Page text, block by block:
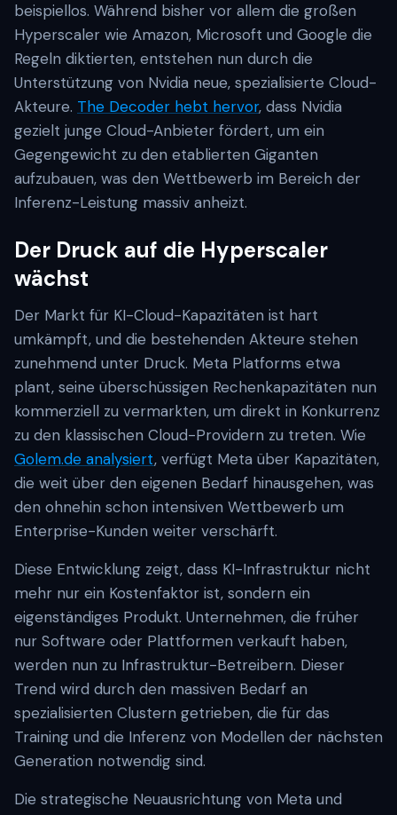
beispiellos. Während bisher vor allem die großen
Hyperscaler wie Amazon, Microsoft und Google die
Regeln diktierten, entstehen nun durch die
Unterstützung von Nvidia neue, spezialisierte Cloud-
Akteure. The Decoder hebt hervor, dass Nvidia
gezielt junge Cloud-Anbieter fördert, um ein
Gegengewicht zu den etablierten Giganten
aufzubauen, was den Wettbewerb im Bereich der
Inferenz-Leistung massiv anheizt.
Der Druck auf die Hyperscaler
wächst
Der Markt für KI-Cloud-Kapazitäten ist hart
umkämpft, und die bestehenden Akteure stehen
zunehmend unter Druck. Meta Platforms etwa
plant, seine überschüssigen Rechenkapazitäten nun
kommerziell zu vermarkten, um direkt in Konkurrenz
zu den klassischen Cloud-Providern zu treten. Wie
Golem.de analysiert, verfügt Meta über Kapazitäten,
die weit über den eigenen Bedarf hinausgehen, was
den ohnehin schon intensiven Wettbewerb um
Enterprise-Kunden weiter verschärft.
Diese Entwicklung zeigt, dass KI-Infrastruktur nicht
mehr nur ein Kostenfaktor ist, sondern ein
eigenständiges Produkt. Unternehmen, die früher
nur Software oder Plattformen verkauft haben,
werden nun zu Infrastruktur-Betreibern. Dieser
Trend wird durch den massiven Bedarf an
spezialisierten Clustern getrieben, die für das
Training und die Inferenz von Modellen der nächsten
Generation notwendig sind.
Die strategische Neuausrichtung von Meta und